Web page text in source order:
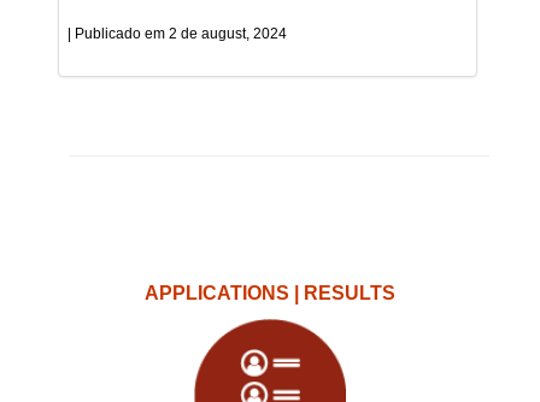
2 de august, 2024
APPLICATIONS | RESULTS